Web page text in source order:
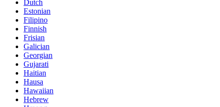
Dutch
Estonian
Filipino
Finnish
Frisian
Galician
Georgian
Gujarati
Haitian
Hausa
Hawaiian
Hebrew